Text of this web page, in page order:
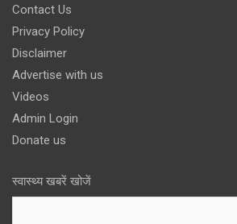
Contact Us
Privacy Policy
Disclaimer
Advertise with us
Videos
Admin Login
Donate us
स्वास्थ्य खबरें खोजें